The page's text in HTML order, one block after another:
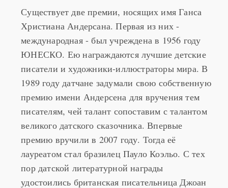
Христиана Андерсана. Первая из них -
международная - был учреждена в 1956 году
ЮНЕСКО. Ею награждаются лучшие детские
писатели и художники-иллюстраторы мира. В
1989 году датчане задумали свою собственную
премию имени Андерсена для вручения тем
писателям, чей талант сопоставим с талантом
великого датского сказочника. Впервые
премию вручили в 2007 году. Тогда её
лауреатом стал бразилец Пауло Коэльо. С тех
пор датской литературной награды
удостоились британская писательница Джоан
Роулинг в 2010 году, чилийка Исабель Альенде